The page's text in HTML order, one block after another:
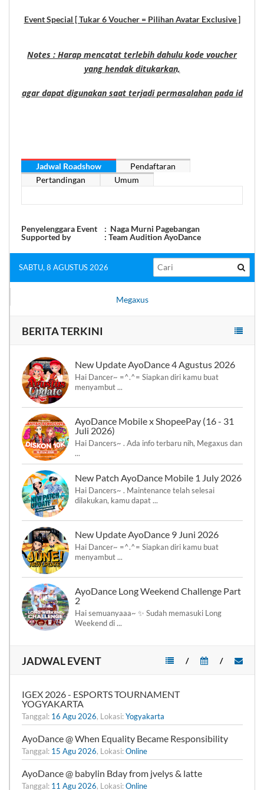
Event Special [ Tukar 6 Voucher = Pilihan Avatar Exclusive ]
Notes : Harap mencatat terlebih dahulu kode voucher
yang hendak ditukarkan,
agar dapat digunakan saat terjadi permasalahan pada id
Jadwal Roadshow
Pendaftaran
Pertandingan
Umum
Penyelenggara Event : Naga Murni Pagebangan
Supported by : Team Audition AyoDance
SABTU, 8 AGUSTUS 2026
Megaxus
BERITA TERKINI
New Update AyoDance 4 Agustus 2026
Hai Dancer~ =^.^= Siapkan diri kamu buat
menyambut ...
AyoDance Mobile x ShopeePay (16 - 31
Juli 2026)
Hai Dancers~ . Ada info terbaru nih, Megaxus dan
...
New Patch AyoDance Mobile 1 July 2026
Hai Dancers~ . Maintenance telah selesai
dilakukan, kamu dapat ...
New Update AyoDance 9 Juni 2026
Hai Dancer~ =^.^= Siapkan diri kamu buat
menyambut ...
AyoDance Long Weekend Challenge Part
2
Hai semuanyaaa~ ✨ Sudah memasuki Long
Weekend di ...
JADWAL EVENT /
/
IGEX 2026 - ESPORTS TOURNAMENT
YOGYAKARTA
Tanggal: 16 Agu 2026, Lokasi:Yogyakarta
AyoDance @ When Equality Became Responsibility
Tanggal: 15 Agu 2026, Lokasi:Online
AyoDance @ babylin Bday from jvelys & latte
Tanggal: 11 Agu 2026, Lokasi:Online